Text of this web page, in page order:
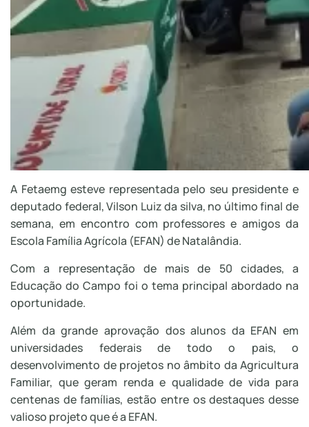
A Fetaemg esteve representada pelo seu presidente e
deputado federal, Vilson Luiz da silva, no último final de
semana, em encontro com professores e amigos da
Escola Família Agrícola (EFAN) de Natalândia.
Com a representação de mais de 50 cidades, a
Educação do Campo foi o tema principal abordado na
oportunidade.
Além da grande aprovação dos alunos da EFAN em
universidades federais de todo o pais, o
desenvolvimento de projetos no âmbito da Agricultura
Familiar, que geram renda e qualidade de vida para
centenas de famílias, estão entre os destaques desse
valioso projeto que é a EFAN.